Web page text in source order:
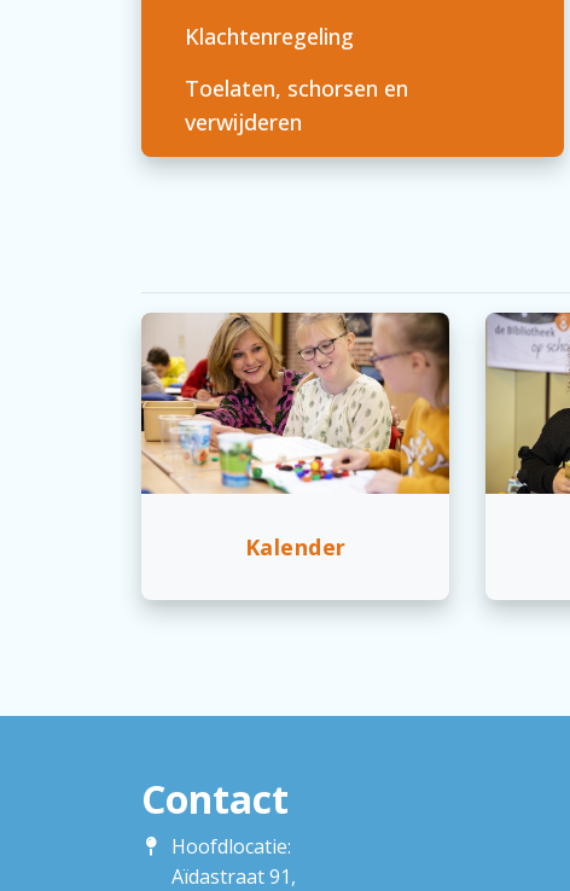
Klachtenregeling
Toelaten, schorsen en
verwijderen
Kalender
Contact
Hoofdlocatie:
Aïdastraat 91,